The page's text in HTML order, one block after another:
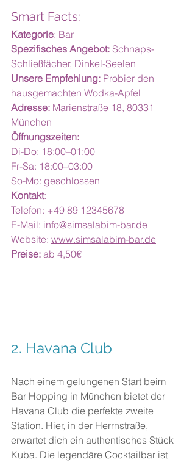
Smart Facts:
Kategorie: Bar
Spezifisches Angebot: Schnaps-
Schließfächer, Dinkel-Seelen
Unsere Empfehlung: Probier den
hausgemachten Wodka-Apfel
Adresse: Marienstraße 18, 80331
München
Öffnungszeiten:
Di-Do: 18:00–01:00
Fr-Sa: 18:00–03:00
So-Mo: geschlossen
Kontakt:
Telefon: +49 89 12345678
E-Mail: info@simsalabim-bar.de
Website: www.simsalabim-bar.de
Preise: ab 4,50€
2. Havana Club
Nach einem gelungenen Start beim
Bar Hopping in München bietet der
Havana Club die perfekte zweite
Station. Hier, in der Herrnstraße,
erwartet dich ein authentisches Stück
Kuba. Die legendäre Cocktailbar ist